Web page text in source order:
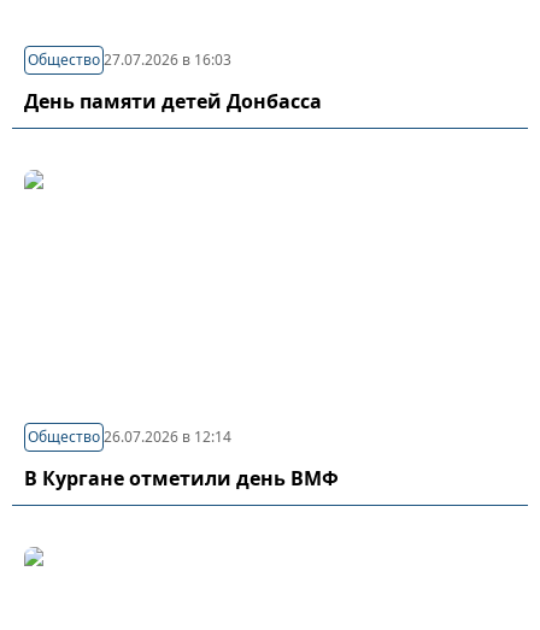
Общество27.07.2026 в 16:03
День памяти детей Донбасса
Общество26.07.2026 в 12:14
В Кургане отметили день ВМФ